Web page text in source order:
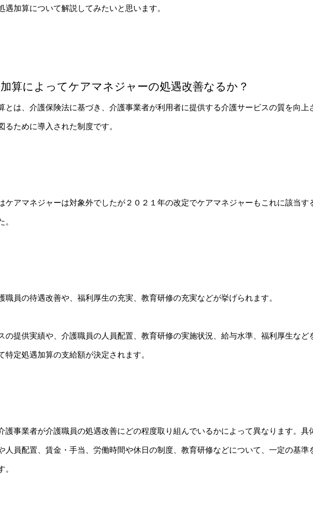
遇加算について解説してみたいと思います。
算によってケアマネジャーの処遇改善なるか？
とは、介護保険法に基づき、介護事業者が利用者に提供する介護サービスの質を向上
ために導入された制度です。
ケアマネジャーは対象外でしたが２０２１年の改定でケアマネジャーもこれに該当す
。
職員の待遇改善や、福利厚生の充実、教育研修の充実などが挙げられます。
の提供実績や、介護職員の人員配置、教育研修の実施状況、給与水準、福利厚生など
定処遇加算の支給額が決定されます。
護事業者が介護職員の処遇改善にどの程度取り組んでいるかによって異なります。具
人員配置、賃金・手当、労働時間や休日の制度、教育研修などについて、一定の基準
。